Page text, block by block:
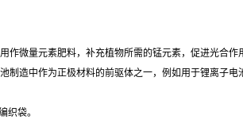
作微量元素肥料，补充植物所需的锰元素，促进光合作
制造中作为正极材料的前驱体之一，例如用于锂离子
织袋。